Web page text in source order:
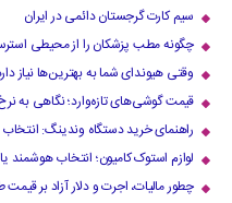
سیم کارت گرجستان دائمی در ایران
چگونه مطب پزشکان را از محیطی
وقتی هیوندای شما به بهترین‌ها نیاز
قیمت گوشی‌های تازه‌وارد؛ نگاهی به
راهنمای خرید دستگاه وندینگ:
لوازم استوک کامیون؛ انتخاب هوشمند
چطور مالیات، اجرت و دلار آزاد بر قیمت طلای ۲۴ عیار اثر